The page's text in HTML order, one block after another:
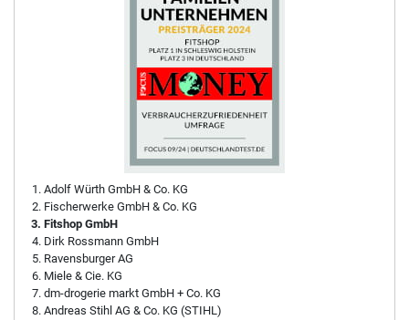
Adolf Würth GmbH & Co. KG
Fischerwerke GmbH & Co. KG
Fitshop GmbH
Dirk Rossmann GmbH
Ravensburger AG
Miele & Cie. KG
dm-drogerie markt GmbH + Co. KG
Andreas Stihl AG & Co. KG (STIHL)